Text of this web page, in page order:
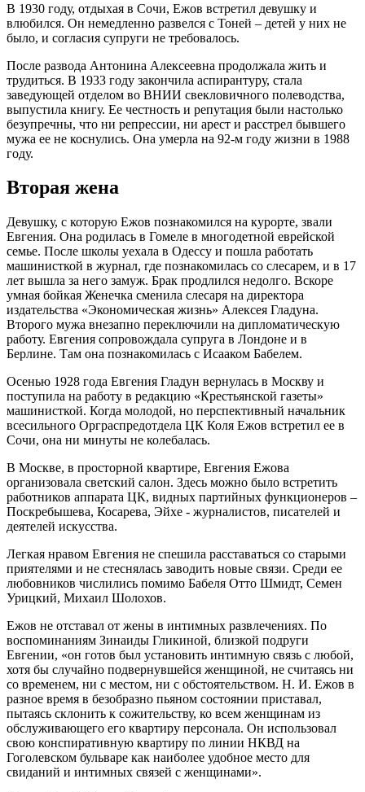
В 1930 году, отдыхая в Сочи, Ежов встретил девушку и
влюбился. Он немедленно развелся с Тоней – детей у них не
было, и согласия супруги не требовалось.
После развода Антонина Алексеевна продолжала жить и
трудиться. В 1933 году закончила аспирантуру, стала
заведующей отделом во ВНИИ свекловичного полеводства,
выпустила книгу. Ее честность и репутация были настолько
безупречны, что ни репрессии, ни арест и расстрел бывшего
мужа ее не коснулись. Она умерла на 92-м году жизни в 1988
году.
Вторая жена
Девушку, с которую Ежов познакомился на курорте, звали
Евгения. Она родилась в Гомеле в многодетной еврейской
семье. После школы уехала в Одессу и пошла работать
машинисткой в журнал, где познакомилась со слесарем, и в 17
лет вышла за него замуж. Брак продлился недолго. Вскоре
умная бойкая Женечка сменила слесаря на директора
издательства «Экономическая жизнь» Алексея Гладуна.
Второго мужа внезапно переключили на дипломатическую
работу. Евгения сопровождала супруга в Лондоне и в
Берлине. Там она познакомилась с Исааком Бабелем.
Осенью 1928 года Евгения Гладун вернулась в Москву и
поступила на работу в редакцию «Крестьянской газеты»
машинисткой. Когда молодой, но перспективный начальник
всесильного Орграспредотдела ЦК Коля Ежов встретил ее в
Сочи, она ни минуты не колебалась.
В Москве, в просторной квартире, Евгения Ежова
организовала светский салон. Здесь можно было встретить
работников аппарата ЦК, видных партийных функционеров –
Поскребышева, Косарева, Эйхе - журналистов, писателей и
деятелей искусства.
Легкая нравом Евгения не спешила расставаться со старыми
приятелями и не стеснялась заводить новые связи. Среди ее
любовников числились помимо Бабеля Отто Шмидт, Семен
Урицкий, Михаил Шолохов.
Ежов не отставал от жены в интимных развлечениях. По
воспоминаниям Зинаиды Гликиной, близкой подруги
Евгении, «он готов был установить интимную связь с любой,
хотя бы случайно подвернувшейся женщиной, не считаясь ни
со временем, ни с местом, ни с обстоятельством. Н. И. Ежов в
разное время в безобразно пьяном состоянии приставал,
пытаясь склонить к сожительству, ко всем женщинам из
обслуживающего его квартиру персонала. Он использовал
свою конспиративную квартиру по линии НКВД на
Гоголевском бульваре как наиболее удобное место для
свиданий и интимных связей с женщинами».